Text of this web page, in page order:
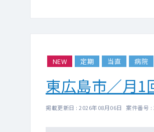
NEW 定期 当直 病院
東広島市／月1
掲載更新日 : 2026年08月06日 案件番号